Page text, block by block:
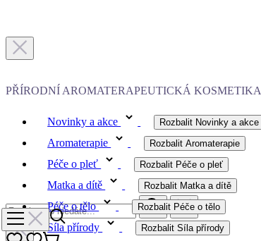
PŘÍRODNÍ AROMATERAPEUTICKÁ KOSMETIKA
Novinky a akce Rozbalit Novinky a akce
Aromaterapie Rozbalit Aromaterapie
Péče o pleť Rozbalit Péče o pleť
Matka a dítě Rozbalit Matka a dítě
Péče o tělo Rozbalit Péče o tělo
Síla přírody Rozbalit Síla přírody